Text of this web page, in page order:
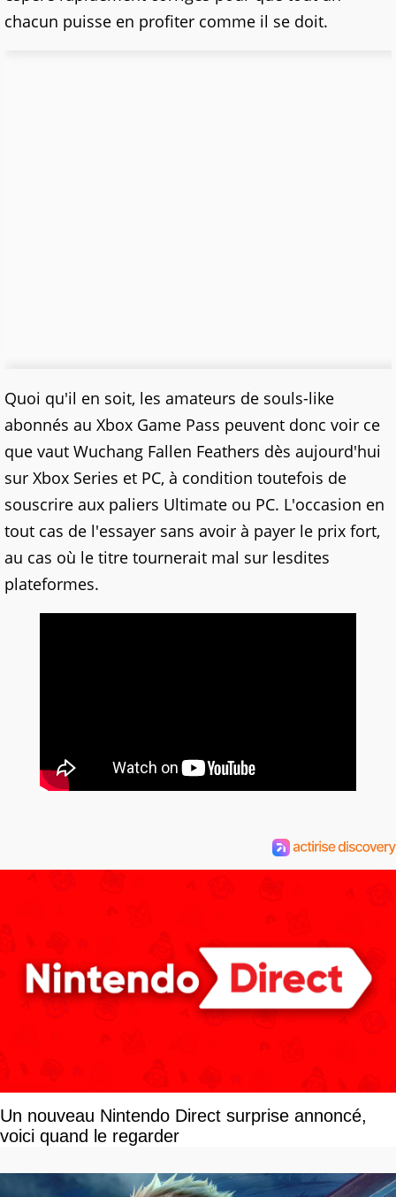
chacun puisse en profiter comme il se doit.
Quoi qu'il en soit, les amateurs de souls-like
abonnés au Xbox Game Pass peuvent donc voir ce
que vaut Wuchang Fallen Feathers dès aujourd'hui
sur Xbox Series et PC, à condition toutefois de
souscrire aux paliers Ultimate ou PC. L'occasion en
tout cas de l'essayer sans avoir à payer le prix fort,
au cas où le titre tournerait mal sur lesdites
plateformes.
Un nouveau Nintendo Direct surprise annoncé,
voici quand le regarder